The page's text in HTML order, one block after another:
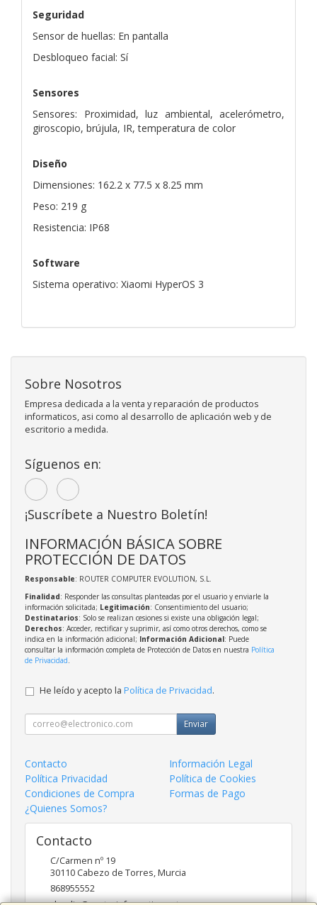
Seguridad
Sensor de huellas: En pantalla
Desbloqueo facial: Sí
Sensores
Sensores: Proximidad, luz ambiental, acelerómetro,
giroscopio, brújula, IR, temperatura de color
Diseño
Dimensiones: 162.2 x 77.5 x 8.25 mm
Peso: 219 g
Resistencia: IP68
Software
Sistema operativo: Xiaomi HyperOS 3
Sobre Nosotros
Empresa dedicada a la venta y reparación de productos
informaticos, asi como al desarrollo de aplicación web y de
escritorio a medida.
Síguenos en:
¡Suscríbete a Nuestro Boletín!
INFORMACIÓN BÁSICA SOBRE
PROTECCIÓN DE DATOS
Responsable: ROUTER COMPUTER EVOLUTION, S.L.
Finalidad: Responder las consultas planteadas por el usuario y enviarle la
información solicitada; Legitimación: Consentimiento del usuario;
Destinatarios: Solo se realizan cesiones si existe una obligación legal;
Derechos: Acceder, rectificar y suprimir, así como otros derechos, como se
indica en la información adicional; Información Adicional: Puede
consultar la información completa de Protección de Datos en nuestra Política
de Privacidad
He leído y acepto la Política de Privacidad.
Enviar
Contacto
Información Legal
Política Privacidad
Política de Cookies
Condiciones de Compra
Formas de Pago
¿Quienes Somos?
Contacto
C/Carmen nº 19
30110 Cabezo de Torres,Murcia
868955552